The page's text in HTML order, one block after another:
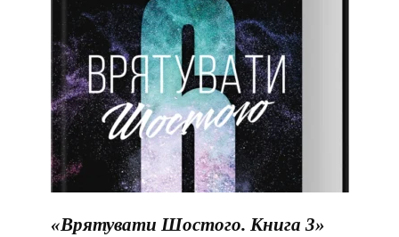
«Врятувати Шостого. Книга 3»